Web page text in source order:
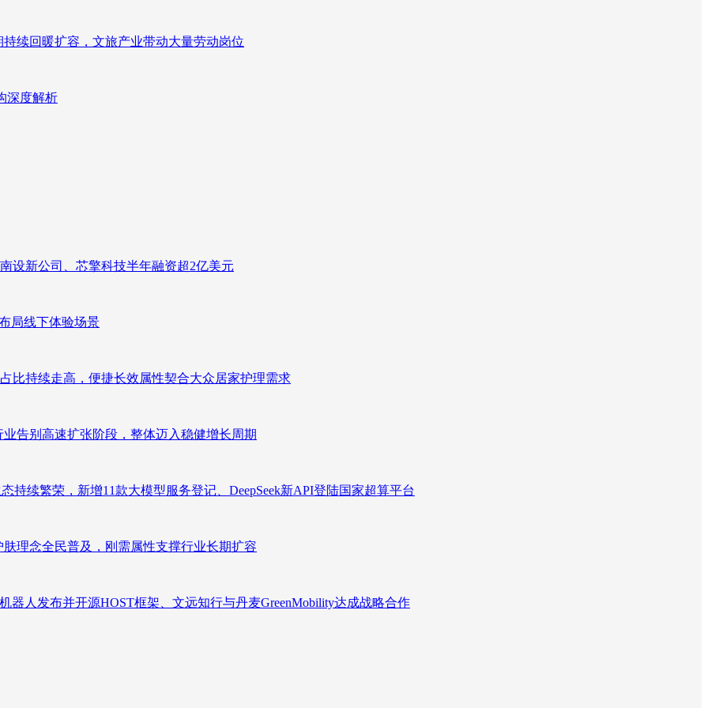
续回暖扩容，文旅产业带动大量劳动岗位
深度解析
设新公司、芯擎科技半年融资超2亿美元
局线下体验场景
比持续走高，便捷长效属性契合大众居家护理需求
告别高速扩张阶段，整体迈入稳健增长周期
续繁荣，新增11款大模型服务登记、DeepSeek新API登陆国家超算平台
理念全民普及，刚需属性支撑行业长期扩容
器人发布并开源HOST框架、文远知行与丹麦GreenMobility达成战略合作